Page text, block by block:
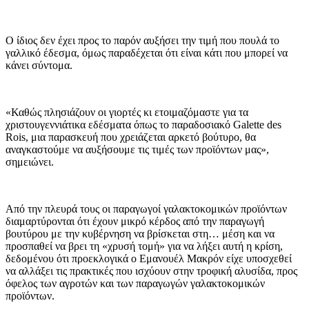
Ο ίδιος δεν έχει προς το παρόν αυξήσει την τιμή που πουλά το
γαλλικό έδεσμα, όμως παραδέχεται ότι είναι κάτι που μπορεί να
κάνει σύντομα.
«Καθώς πλησιάζουν οι γιορτές κι ετοιμαζόμαστε για τα
χριστουγεννιάτικα εδέσματα όπως το παραδοσιακό Galette des
Rois, μια παρασκευή που χρειάζεται αρκετό βούτυρο, θα
αναγκαστούμε να αυξήσουμε τις τιμές των προϊόντων μας»,
σημειώνει.
Από την πλευρά τους οι παραγωγοί γαλακτοκομικών προϊόντων
διαμαρτύρονται ότι έχουν μικρό κέρδος από την παραγωγή
βουτύρου με την κυβέρνηση να βρίσκεται στη… μέση και να
προσπαθεί να βρει τη «χρυσή τομή» για να λήξει αυτή η κρίση,
δεδομένου ότι προεκλογικά ο Εμανουέλ Μακρόν είχε υποσχεθεί
να αλλάξει τις πρακτικές που ισχύουν στην τροφική αλυσίδα, προς
όφελος των αγροτών και των παραγωγών γαλακτοκομικών
προϊόντων.